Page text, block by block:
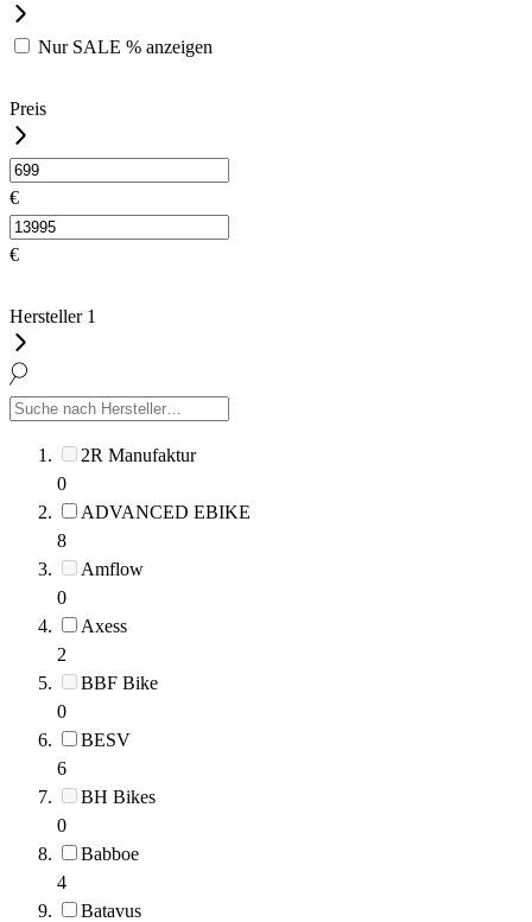
Nur SALE % anzeigen
Preis
€
€
Hersteller 1
2R Manufaktur
0
ADVANCED EBIKE
8
Amflow
0
Axess
2
BBF Bike
0
BESV
6
BH Bikes
0
Babboe
4
Batavus